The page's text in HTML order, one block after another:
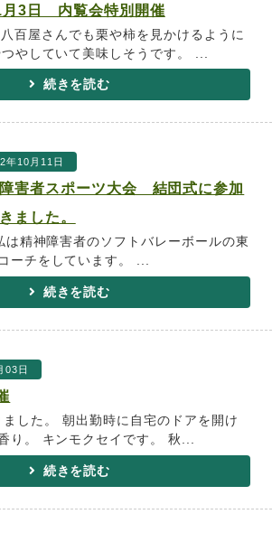
月3日 内覧会特別開催
百屋さんでも栗や柿を見かけるように
やしていて美味しそうです。 ...
続きを読む
年10月11日
害者スポーツ大会 結団式に参加
ました。
は精神障害者のソフトバレーボールの東
ーチをしています。 ...
続きを読む
03日
ました。 朝出勤時に自宅のドアを開け
り。 キンモクセイです。 秋...
続きを読む